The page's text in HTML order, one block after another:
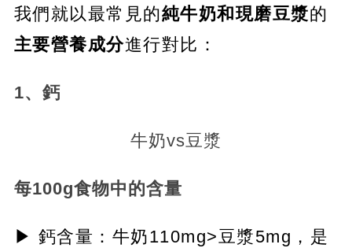
我們就以最常見的純牛奶和現磨豆漿的
主要營養成分進行對比：
1、鈣
牛奶vs豆漿
每100g食物中的含量
▶ 鈣含量：牛奶110mg>豆漿5mg，是